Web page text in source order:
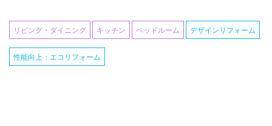
移
動
デザインリフォーム
性能向上：エコリフォーム
リビング・ダイニング キッチン ベッドルーム